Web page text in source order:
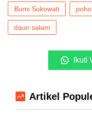
Bumi Sukowati
daun salam
Ikuti
Artikel